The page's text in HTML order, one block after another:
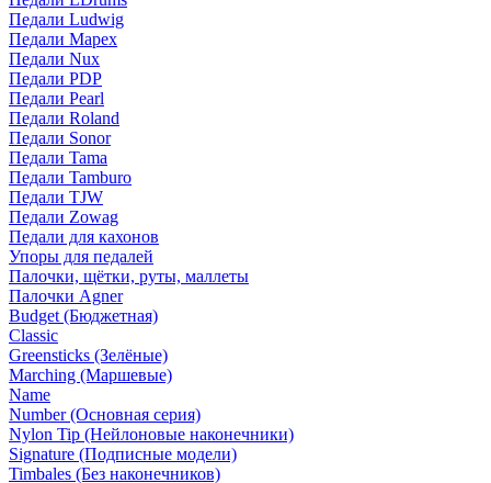
Педали Ludwig
Педали Mapex
Педали Nux
Педали PDP
Педали Pearl
Педали Roland
Педали Sonor
Педали Tama
Педали Tamburo
Педали TJW
Педали Zowag
Педали для кахонов
Упоры для педалей
Палочки, щётки, руты, маллеты
Палочки Agner
Budget (Бюджетная)
Classic
Greensticks (Зелёные)
Marching (Маршевые)
Name
Number (Основная серия)
Nylon Tip (Нейлоновые наконечники)
Signature (Подписные модели)
Timbales (Без наконечников)